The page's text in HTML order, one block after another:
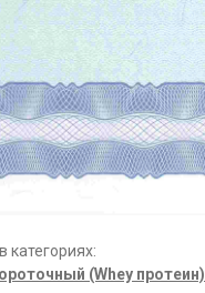
категориях:
(Whey протеин)